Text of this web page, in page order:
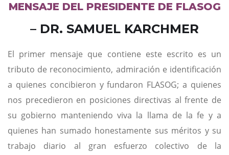
MENSAJE DEL PRESIDENTE DE FLASOG
– DR. SAMUEL KARCHMER
El primer mensaje que contiene este escrito es un
tributo de reconocimiento, admiración e identificación
a quienes concibieron y fundaron FLASOG; a quienes
nos precedieron en posiciones directivas al frente de
su gobierno manteniendo viva la llama de la fe y a
quienes han sumado honestamente sus méritos y su
trabajo diario al gran esfuerzo colectivo de la